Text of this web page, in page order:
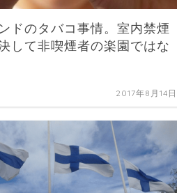
ドのタバコ事情。室内禁煙
して非喫煙者の楽園ではな
2017年8月14日